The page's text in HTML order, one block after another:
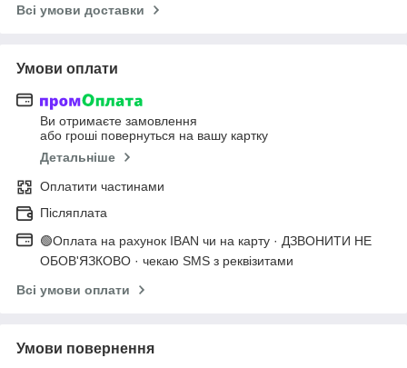
Всі умови доставки
Умови оплати
Ви отримаєте замовлення
або гроші повернуться на вашу картку
Детальніше
Оплатити частинами
Післяплата
🟢Оплата на рахунок IBAN чи на карту · ДЗВОНИТИ НЕ
ОБОВ'ЯЗКОВО · чекаю SMS з реквізитами
Всі умови оплати
Умови повернення